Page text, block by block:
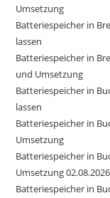
Umsetzung
Batteriespeicher in
lassen
Batteriespeicher in
und Umsetzung
Batteriespeicher in
lassen
Batteriespeicher in
Umsetzung
Batteriespeicher in
Umsetzung
Batteriespeicher in